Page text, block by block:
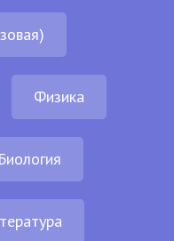
Физика
Биология